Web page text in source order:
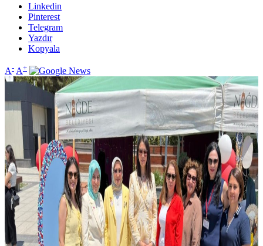
Linkedin
Pinterest
Telegram
Yazdır
Kopyala
A- A+